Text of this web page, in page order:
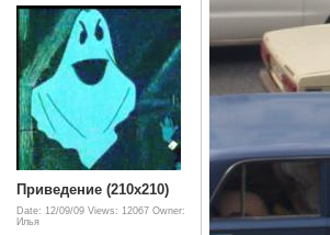
Приведение (210x210)
Date: 12/09/09 Views: 12067 Owner:
Илья